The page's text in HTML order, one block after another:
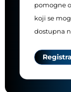
pomogne
koji se
dostupna